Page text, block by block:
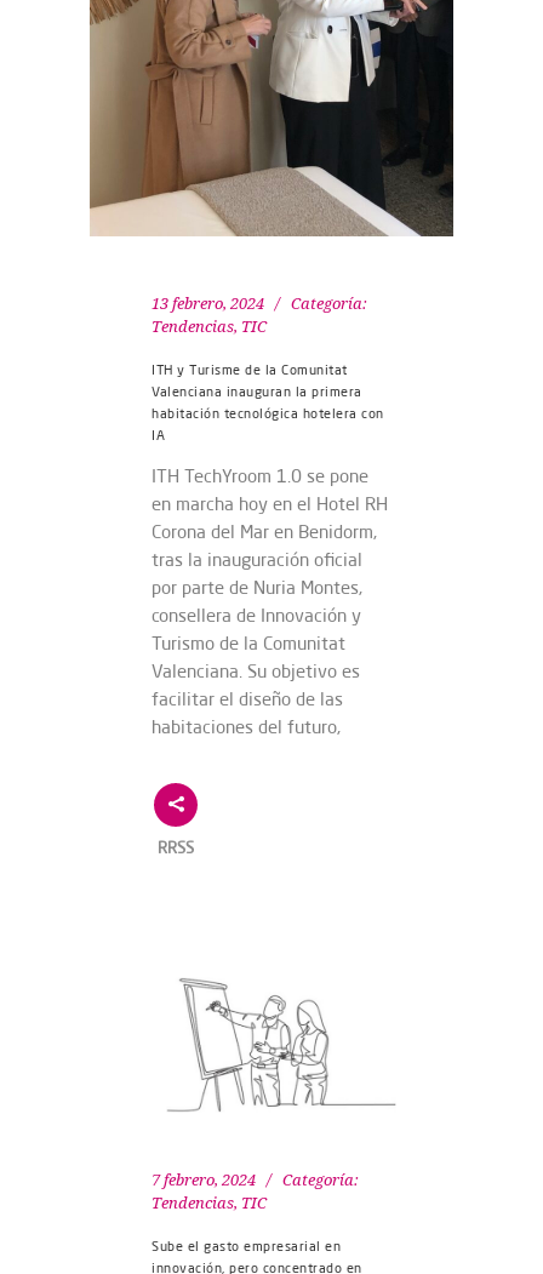
13 febrero, 2024
Categoría:
Tendencias, TIC
ITH y Turisme de la Comunitat
Valenciana inauguran la primera
habitación tecnológica hotelera con
IA
ITH TechYroom 1.0 se pone
en marcha hoy en el Hotel RH
Corona del Mar en Benidorm,
tras la inauguración oficial
por parte de Nuria Montes,
consellera de Innovación y
Turismo de la Comunitat
Valenciana. Su objetivo es
facilitar el diseño de las
habitaciones del futuro,
RRSS
7 febrero, 2024
Categoría:
Tendencias, TIC
Sube el gasto empresarial en
innovación, pero concentrado en